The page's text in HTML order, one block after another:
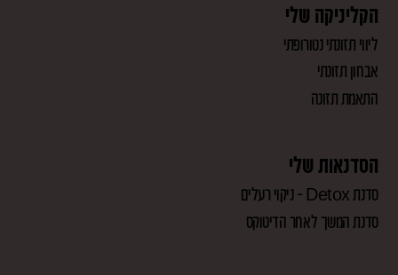
הקליניקה שלי
ליווי תזונתי נטורופתי
אבחון תזונתי
התאמת תזונה
הסדנאות שלי
סדנת Detox – ניקוי רעלים
סדנת המשך לאחר הדיטוקס